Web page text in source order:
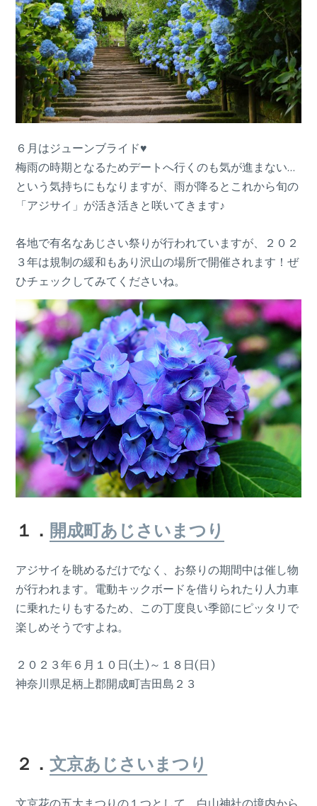
６月はジューンブライド♥
梅雨の時期となるためデートへ行くのも気が進まない…
という気持ちにもなりますが、雨が降るとこれから旬の
「アジサイ」が活き活きと咲いてきます♪
各地で有名なあじさい祭りが行われていますが、２０２
３年は規制の緩和もあり沢山の場所で開催されます！ぜ
ひチェックしてみてくださいね。
１． 開成町あじさいまつり
アジサイを眺めるだけでなく、お祭りの期間中は催し物
が行われます。電動キックボードを借りられたり人力車
に乗れたりもするため、この丁度良い季節にピッタリで
楽しめそうですよね。
２０２３年６月１０日(土)～１８日(日)
神奈川県足柄上郡開成町吉田島２３
２．文京あじさいまつり
文京花の五大まつりの１つとして、白山神社の境内から